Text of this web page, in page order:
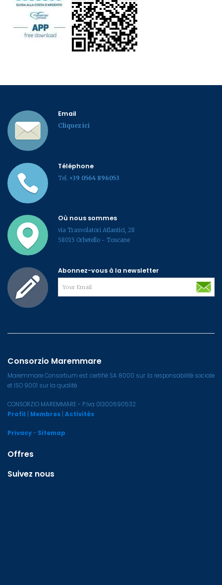
Email
Cliquez ici
Téléphone
Tel. +39 0564 896053
Où nous sommes
via Trasvolatori Atlantici, 28
58015 Orbetello - Toscane
Abonnez-vous à la newsletter
Consorzio Maremmare
Maremmare Consortium est certifié SA 8000 sur la responsabilité sociale
et ISO 9001 sur la qualité.
CONSORZIO MAREMMARE - P.Iva 01300690532
Profil
Membres Activités
Privacy- Sitemap
Offres
Suivez nous